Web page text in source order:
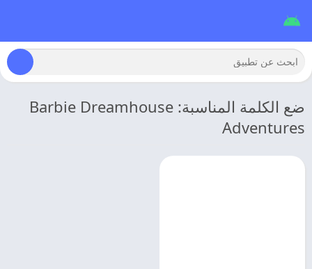
ضع الكلمة المناسبة: Barbie Dreamhouse
Adventures